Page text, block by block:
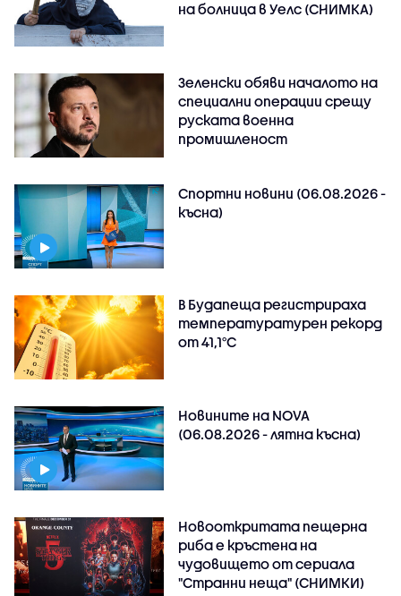
на болница в Уелс (СНИМКА)
Зеленски обяви началото на
специални операции срещу
руската военна
промишленост
Спортни новини (06.08.2026 -
късна)
В Будапеща регистрираха
температуратурен рекорд
от 41,1°C
Новините на NOVA
(06.08.2026 - лятна късна)
Новооткритата пещерна
риба е кръстена на
чудовището от сериала
"Странни неща" (СНИМКИ)